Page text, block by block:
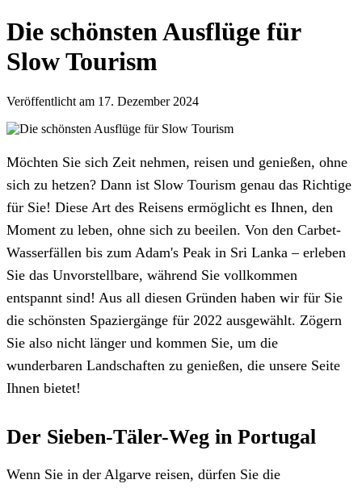
Die schönsten Ausflüge für
Slow Tourism
Veröffentlicht am 17. Dezember 2024
Möchten Sie sich Zeit nehmen, reisen und genießen, ohne
sich zu hetzen? Dann ist Slow Tourism genau das Richtige
für Sie! Diese Art des Reisens ermöglicht es Ihnen, den
Moment zu leben, ohne sich zu beeilen. Von den Carbet-
Wasserfällen bis zum Adam's Peak in Sri Lanka – erleben
Sie das Unvorstellbare, während Sie vollkommen
entspannt sind! Aus all diesen Gründen haben wir für Sie
die schönsten Spaziergänge für 2022 ausgewählt. Zögern
Sie also nicht länger und kommen Sie, um die
wunderbaren Landschaften zu genießen, die unsere Seite
Ihnen bietet!
Der Sieben-Täler-Weg in Portugal
Wenn Sie in der Algarve reisen, dürfen Sie die